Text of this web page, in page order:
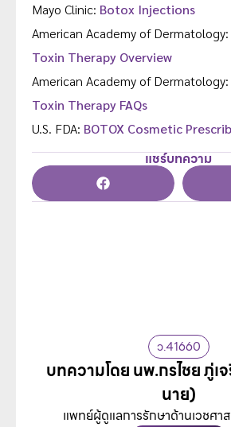
Mayo Clinic: Botox Injections
American Academy of Dermatology:
Toxin Therapy Overview
American Academy of Dermatology:
Toxin Therapy FAQs
U.S. FDA: BOTOX Cosmetic
แชร์บทความ
ว.41660
บทความโดย นพ.กรไชย ภู่
นาย)
แพทย์ผู้ดูแลการรักษาด้านเวชศา